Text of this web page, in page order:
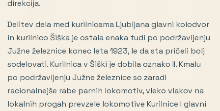
direkcija.
Delitev dela med kurilnicama Ljubljana glavni kolodvor
in kurilnico Šiška je ostala enaka tudi po podržavljenju
Južne železnice konec leta 1923, le da sta pričeli bolj
sodelovati. Kurilnica v Šiški je dobila oznako II. Kmalu
po podržavljenju Južne železnice so zaradi
racionalnejše rabe parnih lokomotiv, vleko vlakov na
lokalnih progah prevzele lokomotive Kurilnice I glavni